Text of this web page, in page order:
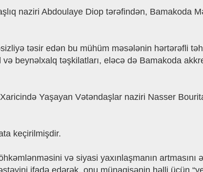
naziri Abdoulaye Diop tǝrǝfindǝn, Bamakoda
tǝsir edǝn bu mühüm mǝsǝlǝnin hǝrtǝrǝfli
beynǝlxalq tǝşkilatları, elǝcǝ dǝ Bamakoda
Yaşayan Vǝtǝndaşlar naziri Nasser
keçirilmişdir.
vǝ siyasi yaxınlaşmanın artmasını